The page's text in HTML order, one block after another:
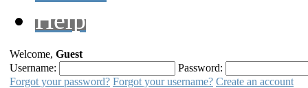
Help
Welcome, Guest
Username:
Password:
Forgot your password? Forgot your username? Create an account